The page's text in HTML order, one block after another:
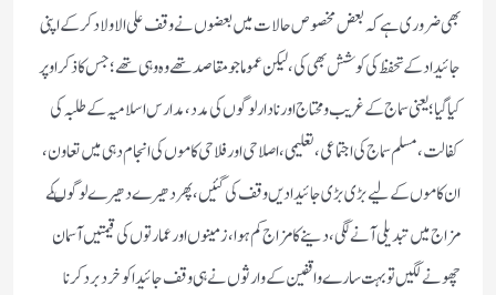
بھی ضروری ہے کہ بعض مخصوص حالات میں بعضوں نے وقف علی الاولاد کرکے اپنی
جائیداد کے تحفظ کی کوشش بھی کی ، لیکن عموما جو مقاصد تھے وہ وہی تھے؛جس کا ذکر اوپر
کیاگیا؛ یعنی سماج کے غریب ومحتاج اور نادار لوگوں کی مدد، مدارس اسلامیہ کے طلبہ کی
کفالت ، مسلم سماج کی اجتماعی، تعلیمی، اصلاحی اور فلاحی کاموں کی انجام دہی میں تعاون ،
ان کاموں کے لیے بڑی بڑی جائیدادیں وقف کی گئیں، پھر دھیرے دھیرے لوگوںکے
مزاج میں تبدیلی آنے لگی ، دینے کا مزاج کم ہوا،زمینوں اور عمارتوں کی قیمتیں آسمان
چھونے لگیں تو بہت سارے واقفین کے وارثوں نے ہی وقف جائیدا کو خرد برد کرنا